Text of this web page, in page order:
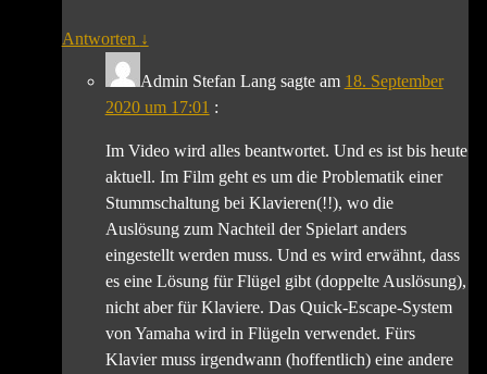
Antworten ↓
Admin Stefan Langsagte am 18. September
2020 um 17:01 :
Im Video wird alles beantwortet. Und es ist bis heute
aktuell. Im Film geht es um die Problematik einer
Stummschaltung bei Klavieren(!!), wo die
Auslösung zum Nachteil der Spielart anders
eingestellt werden muss. Und es wird erwähnt, dass
es eine Lösung für Flügel gibt (doppelte Auslösung),
nicht aber für Klaviere. Das Quick-Escape-System
von Yamaha wird in Flügeln verwendet. Fürs
Klavier muss irgendwann (hoffentlich) eine andere